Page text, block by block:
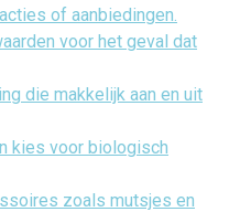
of aanbiedingen.
voor het geval dat
die makkelijk aan en uit
kies voor biologisch
zoals mutsjes en